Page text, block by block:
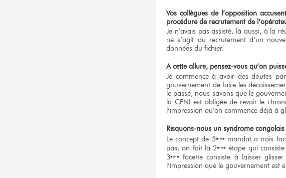
Vos collègues de l’opposition
procédurede recrutement de
Je n’avais pas assisté, là aussi, à la
ne s’agit du recrutement d’un
données du fichier.
A cette allure, pensez-vous qu’on
Je commence à avoir des doutes
gouvernement de faire les
le passé, nous savons que le
la CENI est obligée de revoir le
l’impression qu’on commence déjà à
Risquons-nous un syndrome congolais
Le concept de 3èmemandat a trois
pas, on fait la 2ème étape qui
3ème
facette consiste à laisser
l’impression que le gouvernement est